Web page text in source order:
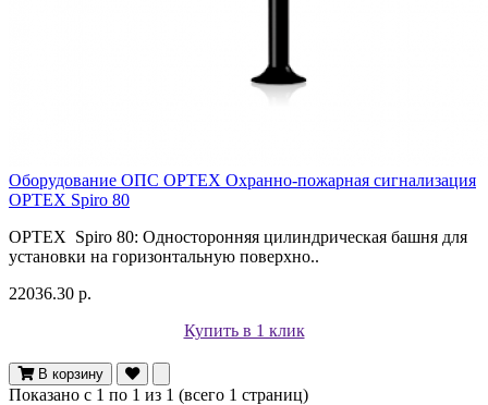
Оборудование ОПС OPTEX Охранно-пожарная сигнализация
OPTEX Spiro 80
OPTEX Spiro 80: Односторонняя цилиндрическая башня для
установки на горизонтальную поверхно..
22036.30 р.
Купить в 1 клик
В корзину
Показано с 1 по 1 из 1 (всего 1 страниц)